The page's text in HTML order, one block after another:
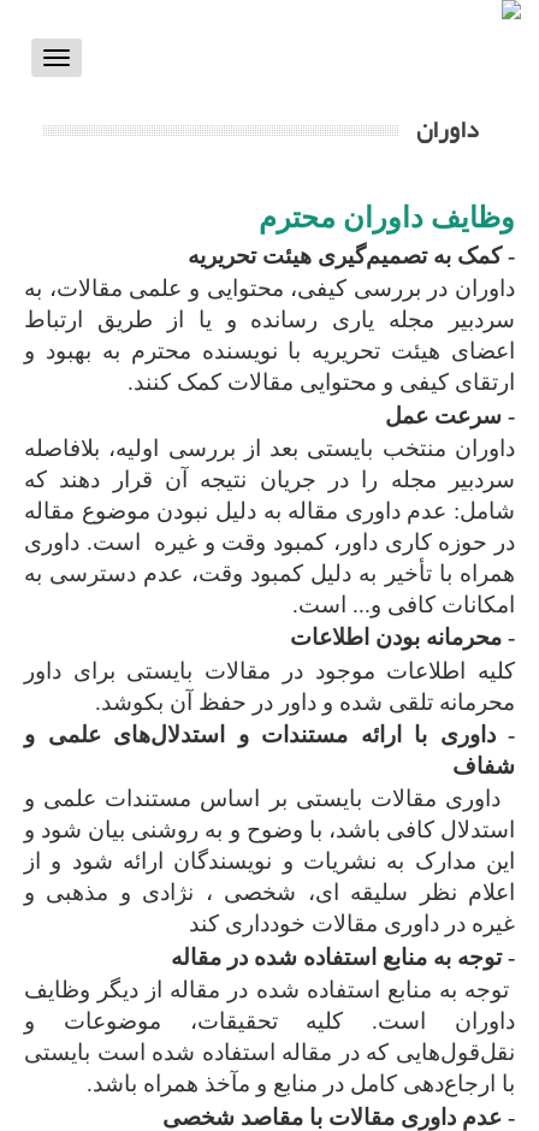
Toggle
داوران
وظایف داوران محترم
- کمک به تصمیم‌گیری هیئت تحریریه
داوران در بررسی کیفی، محتوایی و علمی مقالات، به
سردبیر مجله یاری رسانده و یا از طریق ارتباط
اعضای هیئت تحریریه با نویسنده محترم به بهبود و
ارتقای کیفی و محتوایی مقالات کمک کنند.
- سرعت عمل
داوران منتخب بایستی بعد از بررسی اولیه، بلافاصله
سردبیر مجله را در جریان نتیجه آن قرار دهند که
شامل: عدم داوری مقاله به دلیل نبودن موضوع مقاله
در حوزه کاری داور، کمبود وقت و غیره است. داوری
همراه با تأخیر به دلیل کمبود وقت، عدم دسترسی به
امکانات کافی و... است.
- محرمانه بودن اطلاعات
کلیه اطلاعات موجود در مقالات بایستی برای داور
محرمانه تلقی شده و داور در حفظ آن بکوشد.
- داوری با ارائه مستندات و استدلال‌های علمی و
شفاف
داوری مقالات بایستی بر اساس مستندات علمی و
استدلال کافی باشد، با وضوح و به روشنی بیان شود و
این مدارک به نشریات و نویسندگان ارائه شود و از
اعلام نظر سلیقه ای، شخصی ، نژادی و مذهبی و
غیره در داوری مقالات خودداری کند
- توجه به منابع استفاده شده در مقاله
توجه به منابع استفاده شده در مقاله از دیگر وظایف
داوران است. کلیه تحقیقات، موضوعات و
نقل‌قول‌هایی که در مقاله استفاده شده است بایستی
با ارجاع‌دهی کامل در منابع و مآخذ همراه باشد.
- عدم داوری مقالات با مقاصد شخصی